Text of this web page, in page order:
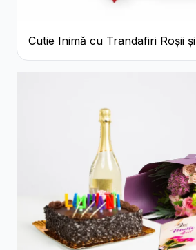
Cutie Inimă cu Trandafiri Roșii și
Bomboane Raffaello